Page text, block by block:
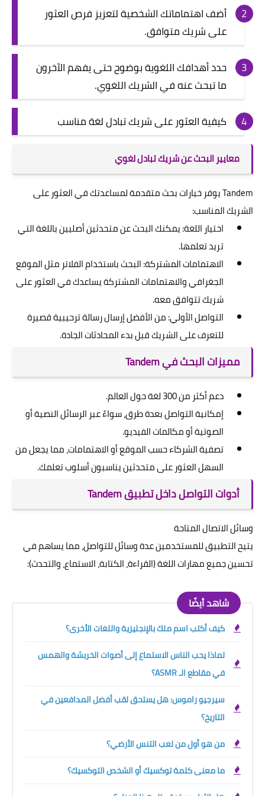
أضف اهتماماتك الشخصية لتعزيز فرص العثور
على شريك متوافق.
حدد أهدافك اللغوية بوضوح حتى يفهم الآخرون
ما تبحث عنه في الشريك اللغوي.
كيفية العثور على شريك تبادل لغة مناسب
معايير البحث عن شريك تبادل لغوي
Tandem يوفر خيارات بحث متقدمة لمساعدتك في العثور على
الشريك المناسب:
اختيار اللغة: يمكنك البحث عن متحدثين أصليين باللغة التي
تريد تعلمها.
الاهتمامات المشتركة: البحث باستخدام الفلاتر مثل الموقع
الجغرافي والاهتمامات المشتركة يساعدك في العثور على
شريك تتوافق معه.
التواصل الأولي: من الأفضل إرسال رسالة ترحيبية قصيرة
للتعرف على الشريك قبل بدء المحادثات الجادة.
مميزات البحث في Tandem
دعم أكثر من 300 لغة حول العالم.
إمكانية التواصل بعدة طرق، سواءً عبر الرسائل النصية أو
الصوتية أو مكالمات الفيديو.
تصفية الشركاء حسب الموقع أو الاهتمامات، مما يجعل من
السهل العثور على متحدثين يناسبون أسلوب تعلمك.
أدوات التواصل داخل تطبيق Tandem
وسائل الاتصال المتاحة
يتيح التطبيق للمستخدمين عدة وسائل للتواصل، مما يساهم في
تحسين جميع مهارات اللغة (القراءة، الكتابة، الاستماع، والتحدث):
شاهد أيضًا
كيف أكتب اسم ملك بالإنجليزية واللغات الأخرى؟
لماذا يحب الناس الاستماع إلى أصوات الخربشة والهمس
في مقاطع الـ ASMR؟
سيرجيو راموس: هل يستحق لقب أفضل المدافعين في
التاريخ؟
من هو أول من لعب التنس الأرضي؟
ما معنى كلمة توكسيك أو الشخص التوكسيك؟